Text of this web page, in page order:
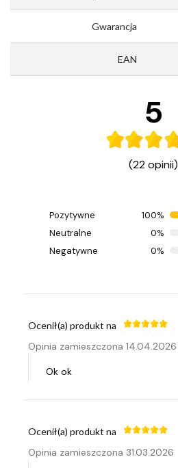
Gwarancja
EAN
5
(22 opinii)
Pozytywne
100%
Neutralne
0%
Negatywne
0%
Ocenił(a) produkt na
Opinia zamieszczona 19.04.2026
Ocenił(a) produkt na
Opinia zamieszczona 14.04.2026
Ok ok
Ocenił(a) produkt na
Opinia zamieszczona 31.03.2026